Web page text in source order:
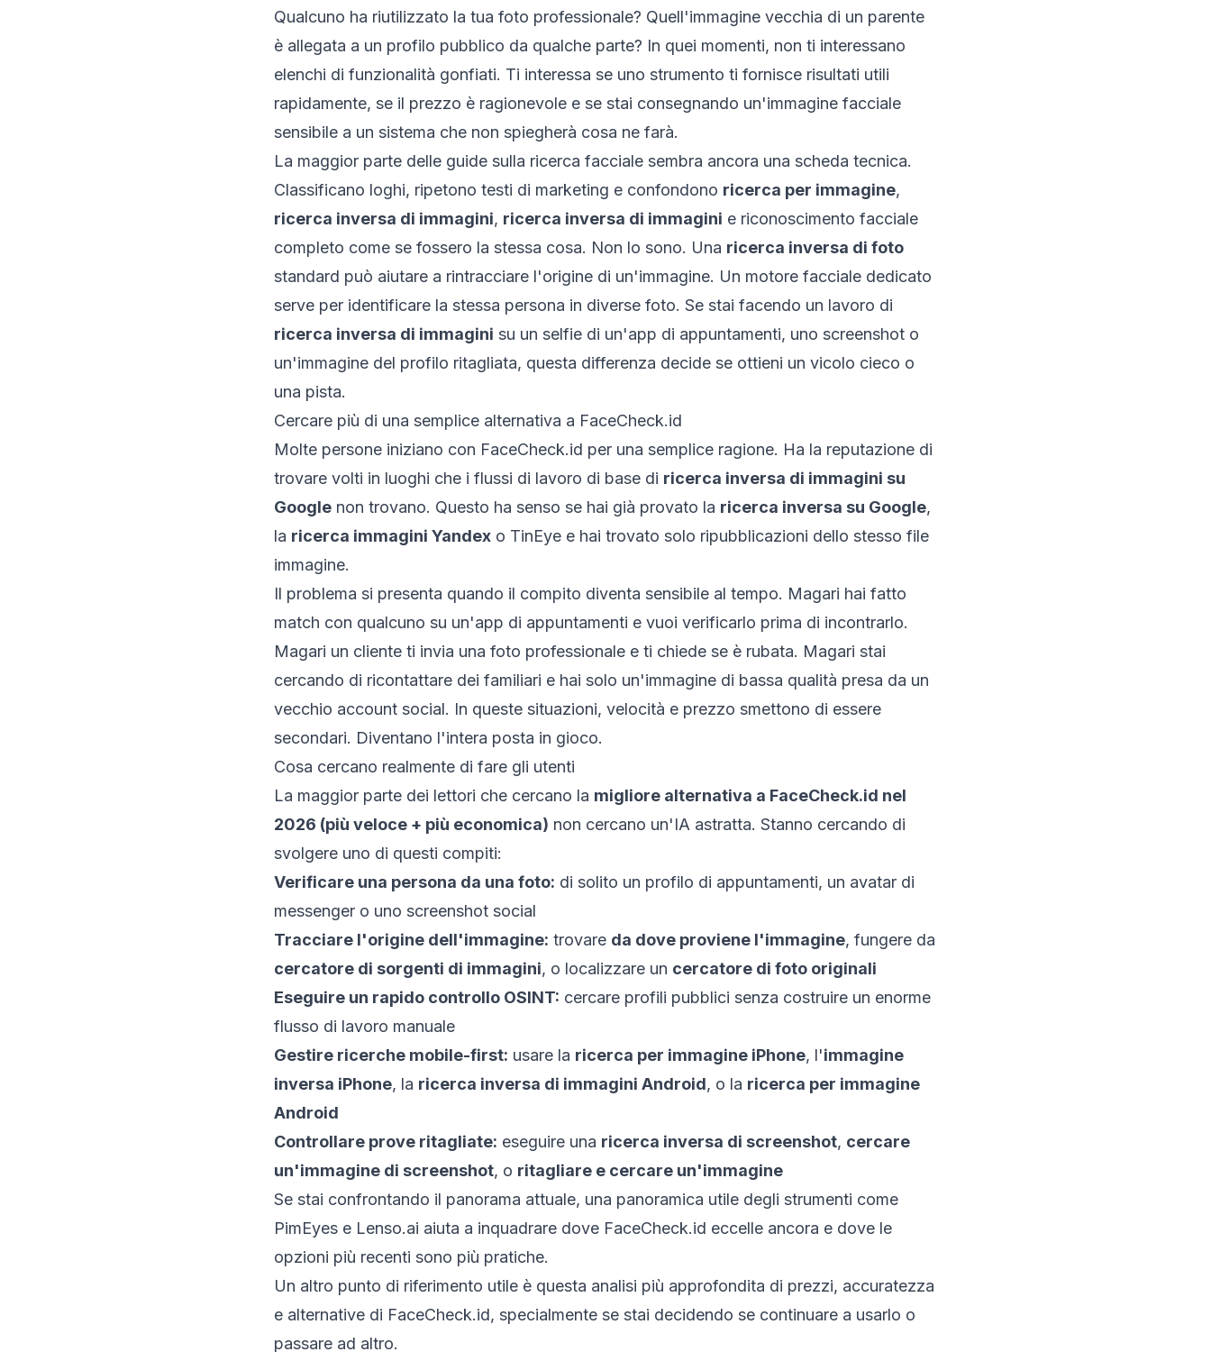
Qualcuno ha riutilizzato la tua foto professionale? Quell'immagine vecchia di un parente
è allegata a un profilo pubblico da qualche parte? In quei momenti, non ti interessano
elenchi di funzionalità gonfiati. Ti interessa se uno strumento ti fornisce risultati utili
rapidamente, se il prezzo è ragionevole e se stai consegnando un'immagine facciale
sensibile a un sistema che non spiegherà cosa ne farà.
La maggior parte delle guide sulla ricerca facciale sembra ancora una scheda tecnica.
Classificano loghi, ripetono testi di marketing e confondono ricerca per immagine,
ricerca inversa di immagini, ricerca inversa di immagini e riconoscimento facciale
completo come se fossero la stessa cosa. Non lo sono. Una ricerca inversa di foto
standard può aiutare a rintracciare l'origine di un'immagine. Un motore facciale dedicato
serve per identificare la stessa persona in diverse foto. Se stai facendo un lavoro di
ricerca inversa di immagini su un selfie di un'app di appuntamenti, uno screenshot o
un'immagine del profilo ritagliata, questa differenza decide se ottieni un vicolo cieco o
una pista.
Cercare più di una semplice alternativa a FaceCheck.id
Molte persone iniziano con FaceCheck.id per una semplice ragione. Ha la reputazione di
trovare volti in luoghi che i flussi di lavoro di base di ricerca inversa di immagini su
Google non trovano. Questo ha senso se hai già provato la ricerca inversa su Google,
la ricerca immagini Yandex o TinEye e hai trovato solo ripubblicazioni dello stesso file
immagine.
Il problema si presenta quando il compito diventa sensibile al tempo. Magari hai fatto
match con qualcuno su un'app di appuntamenti e vuoi verificarlo prima di incontrarlo.
Magari un cliente ti invia una foto professionale e ti chiede se è rubata. Magari stai
cercando di ricontattare dei familiari e hai solo un'immagine di bassa qualità presa da un
vecchio account social. In queste situazioni, velocità e prezzo smettono di essere
secondari. Diventano l'intera posta in gioco.
Cosa cercano realmente di fare gli utenti
La maggior parte dei lettori che cercano la migliore alternativa a FaceCheck.id nel
2026 (più veloce + più economica) non cercano un'IA astratta. Stanno cercando di
svolgere uno di questi compiti:
Verificare una persona da una foto: di solito un profilo di appuntamenti, un avatar di
messenger o uno screenshot social
Tracciare l'origine dell'immagine: trovare da dove proviene l'immagine, fungere da
cercatore di sorgenti di immagini, o localizzare un cercatore di foto originali
Eseguire un rapido controllo OSINT: cercare profili pubblici senza costruire un enorme
flusso di lavoro manuale
Gestire ricerche mobile-first: usare la ricerca per immagine iPhone, l'immagine
inversa iPhone, la ricerca inversa di immagini Android, o la ricerca per immagine
Android
Controllare prove ritagliate: eseguire una ricerca inversa di screenshot, cercare
un'immagine di screenshot, o ritagliare e cercare un'immagine
Se stai confrontando il panorama attuale, una panoramica utile degli strumenti come
PimEyes e Lenso.ai aiuta a inquadrare dove FaceCheck.id eccelle ancora e dove le
opzioni più recenti sono più pratiche.
Un altro punto di riferimento utile è questa analisi più approfondita di prezzi, accuratezza
e alternative di FaceCheck.id, specialmente se stai decidendo se continuare a usarlo o
passare ad altro.